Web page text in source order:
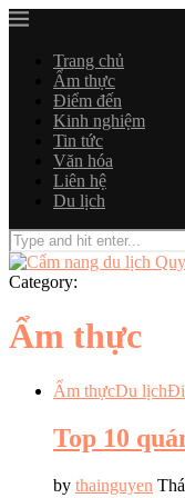
Trang chủ
Ẩm thực
Điểm đến
Kinh nghiệm
Tin tức
Văn hóa
Liên hệ
Du lịch
Category:
Ẩm thực
Ẩm thựcDu lịch
Top 10
by thainguyen